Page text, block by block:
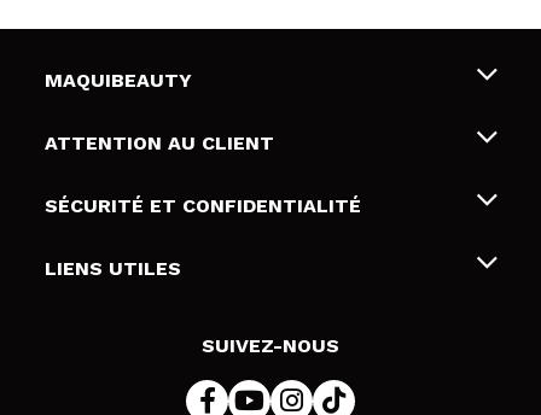
MAQUIBEAUTY
Qui sommes nous
Cartes-cadeaux
ATTENTION AU CLIENT
Livraison & retour
Modes de paiement
SÉCURITÉ ET CONFIDENTIALITÉ
Conditions et confidentialité
LIENS UTILES
SUIVEZ-NOUS